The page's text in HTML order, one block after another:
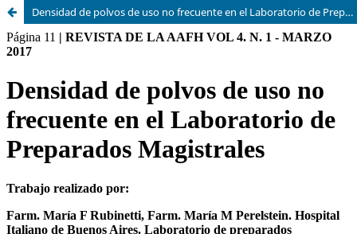
Densidad de polvos de uso no frecuente en el Laboratorio de Preparados Magistrales